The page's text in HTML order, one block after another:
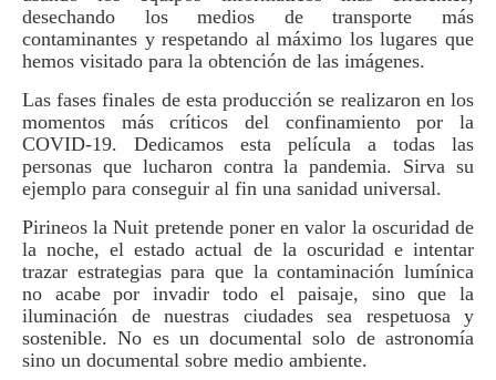
desechando los medios de transporte más
contaminantes y respetando al máximo los lugares que
hemos visitado para la obtención de las imágenes.
Las fases finales de esta producción se realizaron en los
momentos más críticos del confinamiento por la
COVID-19. Dedicamos esta película a todas las
personas que lucharon contra la pandemia. Sirva su
ejemplo para conseguir al fin una sanidad universal.
Pirineos la Nuit pretende poner en valor la oscuridad de
la noche, el estado actual de la oscuridad e intentar
trazar estrategias para que la contaminación lumínica
no acabe por invadir todo el paisaje, sino que la
iluminación de nuestras ciudades sea respetuosa y
sostenible. No es un documental solo de astronomía
sino un documental sobre medio ambiente.